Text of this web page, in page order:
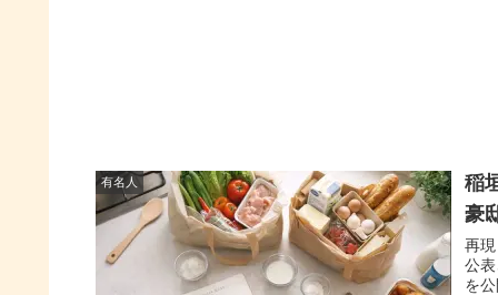
有名人
稲
豪
再
公
を